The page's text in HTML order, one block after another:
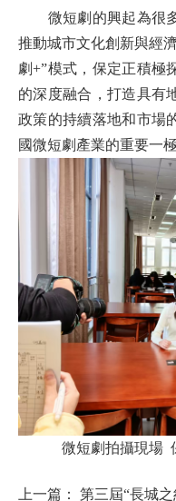
微短劇的興起為很多
推動城市文化創新與經
劇+”模式，保定正積極
的深度融合，打造具有
政策的持續落地和市場
國微短劇產業的重要一
微短劇拍攝現場
上一篇： 第三屆“長城